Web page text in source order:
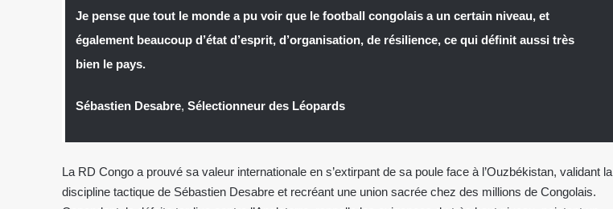
Je pense que tout le monde a pu voir que le football congolais a un certain niveau, et
également beaucoup d’état d’esprit, d’organisation, de résilience, ce qui définit aussi très
bien le pays.
Sébastien Desabre,Sélectionneur des Léopards
La RD Congo a prouvé sa valeur internationale en s’extirpant de sa poule face à l’Ouzbékistan, validant la
discipline tactique de Sébastien Desabre et recréant une union sacrée chez des millions de Congolais.